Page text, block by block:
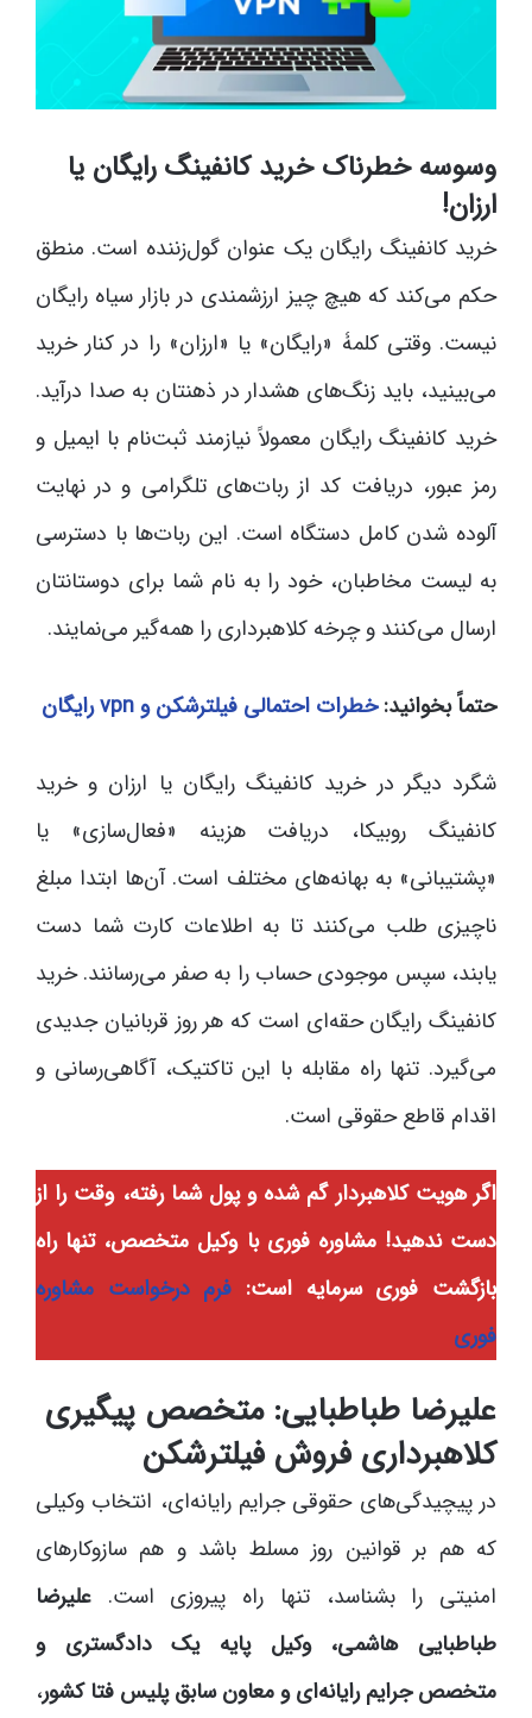
وسوسه خطرناک خرید کانفینگ رایگان یا
ارزان!
خرید کانفینگ رایگان یک عنوان گول‌زننده است. منطق
حکم می‌کند که هیچ چیز ارزشمندی در بازار سیاه رایگان
نیست. وقتی کلمۀ «رایگان» یا «ارزان» را در کنار خرید
می‌بینید، باید زنگ‌های هشدار در ذهنتان به صدا درآید.
خرید کانفینگ رایگان معمولاً نیازمند ثبت‌نام با ایمیل و
رمز عبور، دریافت کد از ربات‌های تلگرامی و در نهایت
آلوده شدن کامل دستگاه است. این ربات‌ها با دسترسی
به لیست مخاطبان، خود را به نام شما برای دوستانتان
ارسال می‌کنند و چرخه کلاهبرداری را همه‌گیر می‌نمایند.
حتماً بخوانید:خطرات احتمالی فیلترشکن و vpn رایگان
شگرد دیگر در خرید کانفینگ رایگان یا ارزان و خرید
کانفینگ روبیکا، دریافت هزینه «فعال‌سازی» یا
«پشتیبانی» به بهانه‌های مختلف است. آن‌ها ابتدا مبلغ
ناچیزی طلب می‌کنند تا به اطلاعات کارت شما دست
یابند، سپس موجودی حساب را به صفر می‌رسانند. خرید
کانفینگ رایگان حقه‌ای است که هر روز قربانیان جدیدی
می‌گیرد. تنها راه مقابله با این تاکتیک، آگاهی‌رسانی و
اقدام قاطع حقوقی است.
اگر هویت کلاهبردار گم شده و پول شما رفته، وقت را از
دست ندهید! مشاوره فوری با وکیل متخصص، تنها راه
بازگشت فوری سرمایه است: فرم درخواست مشاوره
فوری
علیرضا طباطبایی: متخصص پیگیری
کلاهبرداری فروش فیلترشکن
در پیچیدگی‌های حقوقی جرایم رایانه‌ای، انتخاب وکیلی
که هم بر قوانین روز مسلط باشد و هم سازوکارهای
امنیتی را بشناسد، تنها راه پیروزی است. علیرضا
طباطبایی هاشمی، وکیل پایه یک دادگستری و
متخصص جرایم رایانه‌ای و معاون سابق پلیس فتا کشور،